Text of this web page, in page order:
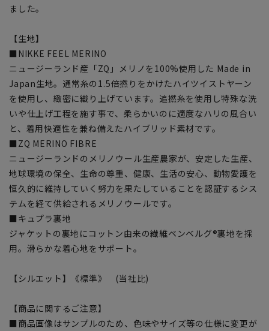
ました。
【生地】
■NIKKE FEEL MERINO
ニュージーランド産「ZQ」メリノを100%使用した Made in
Japan生地。通常糸の1.5倍撚りをかけたハイツイストヤーン
を使用し、緻密に織り上げています。追撚糸を使用し特殊な洗
いや仕上げ工程を施す事で、柔らかいのに適度なハリの風合い
と、着用快適性を兼ね備えたハイブリッド素材です。
■ZQ MERINO FIBRE
ニュージーランドのメリノウール生産農家が、安定した生産、
地球環境の保全、生命の尊重、健康、生活の安心、動物愛護を
恒久的に維持していく努力を果たしていることを認証するシス
テムを経て供給されるメリノウールです。
■キュプラ裏地
ジャケットの裏地にコットン由来の繊維ベンベルグ®裏地を採
用。滑らかな着心地をサポート。
【シルエット】《標準》 (当社比)
【商品に関するご注意】
■商品画像はサンプルのため、色味やサイズ等の仕様に変更が